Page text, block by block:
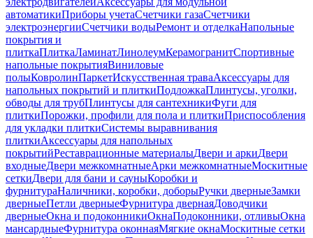
автоматикиПриборы учетаСчетчики газаСчетчики
электроэнергииСчетчики водыРемонт и отделкаНапольные
покрытия и
плиткаПлиткаЛаминатЛинолеумКерамогранитСпортивные
напольные покрытияВиниловые
полыКовролинПаркетИскусственная траваАксессуары для
напольных покрытий и плиткиПодложкаПлинтусы, уголки,
обводы для трубПлинтусы для сантехникиФуги для
плиткиПорожки, профили для пола и плиткиПриспособления
для укладки плиткиСистемы выравнивания
плиткиАксессуары для напольных
покрытийРеставрационные материалыДвери и аркиДвери
входныеДвери межкомнатныеАрки межкомнатныеМоскитные
сеткиДвери для бани и сауныКоробки и
фурнитураНаличники, коробки, доборыРучки дверныеЗамки
дверныеПетли дверныеФурнитура двернаяДоводчики
дверныеОкна и подоконникиОкнаПодоконники, отливыОкна
мансардныеФурнитура оконнаяМягкие окнаМоскитные сетки